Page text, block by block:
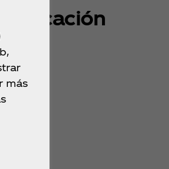
Ubicación
más